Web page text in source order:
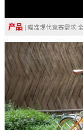
产品 | 瞄准现代竞赛需求